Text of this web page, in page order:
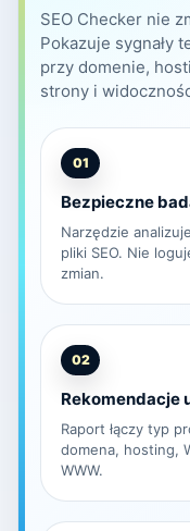
SEO Checker nie
Pokazuje sygnały
przy domenie,
strony i
01
Bezpieczne
Narzędzie
pliki SEO. Nie
zmian.
02
Rekomendacje
Raport łączy typ
domena, hosting,
WWW.